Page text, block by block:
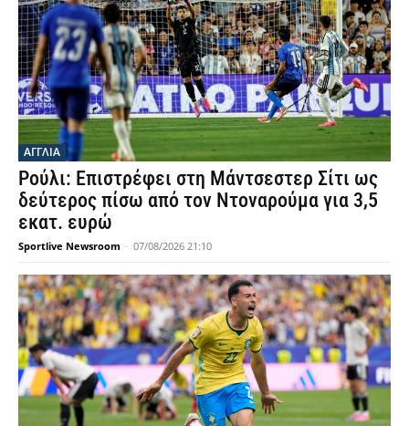
ΑΓΓΛΙΑ
Ρούλι: Επιστρέφει στη Μάντσεστερ Σίτι ως
δεύτερος πίσω από τον Ντοναρούμα για 3,5
εκατ. ευρώ
Sportlive Newsroom - 07/08/2026 21:10